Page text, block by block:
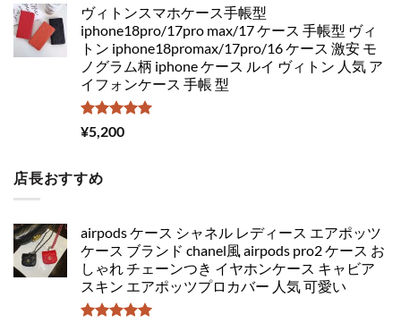
ヴィトンスマホケース手帳型
iphone18pro/17pro max/17 ケース 手帳型 ヴィ
トン iphone18promax/17pro/16 ケース 激安 モ
ノグラム柄 iphone ケース ルイ ヴィトン 人気 ア
イフォンケース 手帳 型
5段階中
5.00
¥5,200
店長おすすめ
airpods ケース シャネル レディース エアポッツ
ケース ブランド chanel風 airpods pro2 ケース お
しゃれ チェーンつき イヤホンケース キャビア
スキン エアポッツプロカバー 人気 可愛い